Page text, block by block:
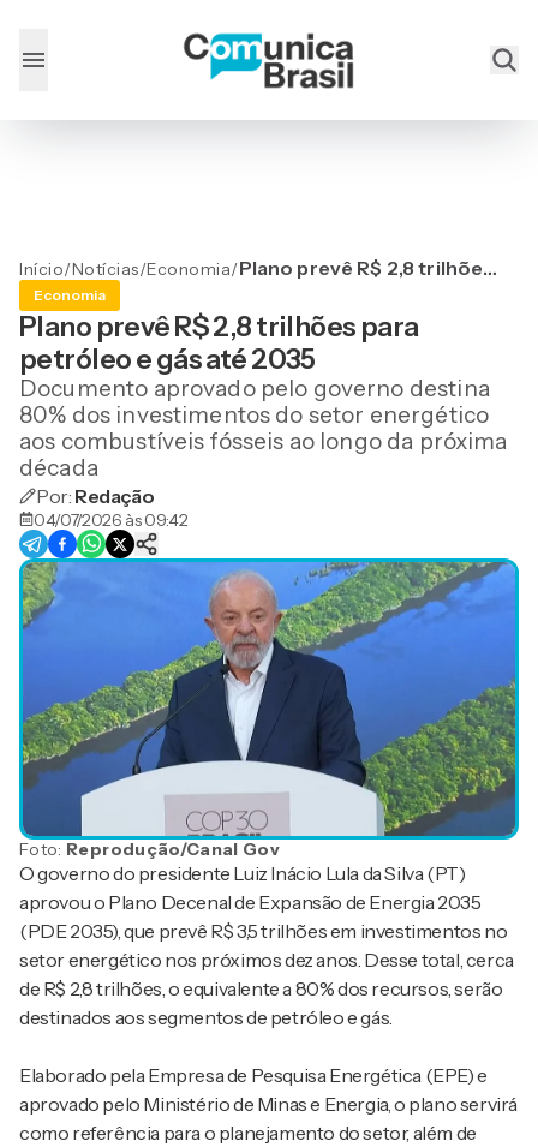
Início/Notícias/Economia/Plano prevê R$ 2,8 trilhões
2035
Economia
Plano prevê R$ 2,8 trilhões para
petróleo e gás até 2035
Documento aprovado pelo governo destina
80% dos investimentos do setor energético
aos combustíveis fósseis ao longo da próxima
década
Por: Redação
04/07/2026 às 09:42
Foto: Reprodução/Canal Gov
O governo do presidente Luiz Inácio Lula da Silva (PT)
aprovou o Plano Decenal de Expansão de Energia 2035
(PDE 2035), que prevê R$ 3,5 trilhões em investimentos no
setor energético nos próximos dez anos. Desse total, cerca
de R$ 2,8 trilhões, o equivalente a 80% dos recursos, serão
destinados aos segmentos de petróleo e gás.
Elaborado pela Empresa de Pesquisa Energética (EPE) e
aprovado pelo Ministério de Minas e Energia, o plano servirá
como referência para o planejamento do setor, além de